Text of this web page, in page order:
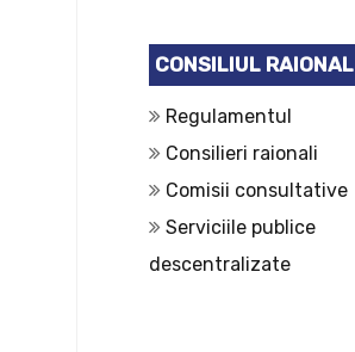
CONSILIUL RAIONAL
Regulamentul
Consilieri raionali
Comisii consultative
Serviciile publice
descentralizate